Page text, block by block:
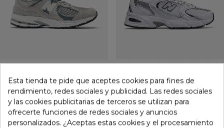
Zapatilla De Mujer New
Balance Gris Con Tecnología
ABZORB Y Diseño Retro De
Los 2000 | Comodidad Y
Estilo Deportivo M2002rst
149,99 €
Zapatillas New Balance 530
Mujer Blancas Con
Entresuela ABZORB | Estilo
Retro Running Y
Comodidad Diaria
2 colores
Esta tienda te pide que aceptes cookies para fines de
rendimiento, redes sociales y publicidad. Las redes sociales
y las cookies publicitarias de terceros se utilizan para
ofrecerte funciones de redes sociales y anuncios
personalizados. ¿Aceptas estas cookies y el procesamiento